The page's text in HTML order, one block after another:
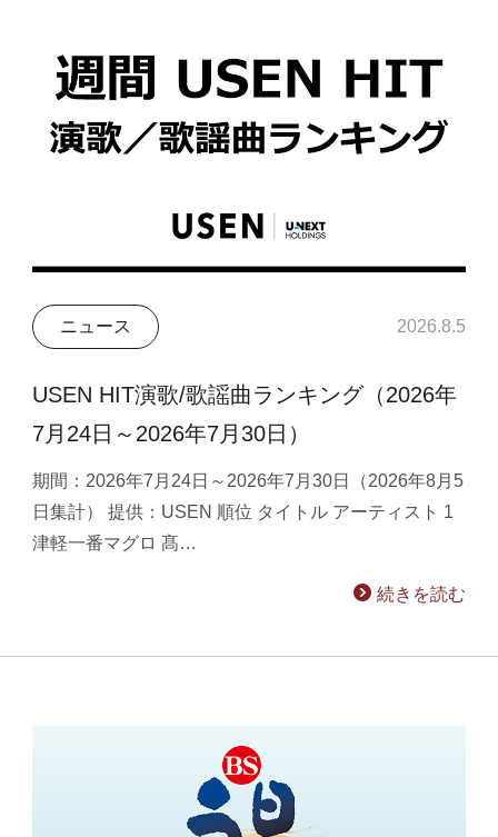
ニュース 2026.8.5
USEN HIT演歌/歌謡曲ランキング（2026年
7月24日～2026年7月30日）
期間：2026年7月24日～2026年7月30日（2026年8月5
日集計） 提供：USEN 順位 タイトル アーティスト 1
津軽一番マグロ 髙…
続きを読む